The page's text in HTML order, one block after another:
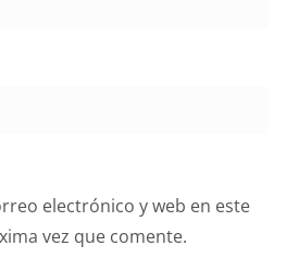
electrónico y web en este
vez que comente.